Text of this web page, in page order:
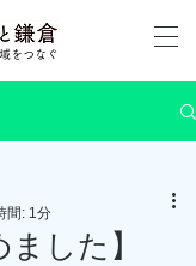
をつなぐ
した】
間: 1分